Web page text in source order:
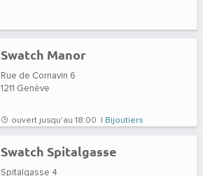
Swatch Manor
Rue de Cornavin 6
1211 Genève
ouvert jusqu'au 18:00 | Bijoutiers
Swatch Spitalgasse
Spitalgasse 4